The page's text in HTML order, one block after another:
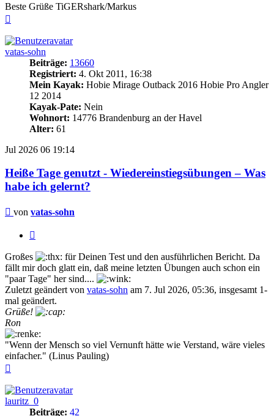
Beste Grüße TiGERshark/Markus
vatas-sohn
Beiträge: 13660
Registriert: 4. Okt 2011, 16:38
Mein Kayak: Hobie Mirage Outback 2016 Hobie Pro Angler
12 2014
Kayak-Pate: Nein
Wohnort: 14776 Brandenburg an der Havel
Alter: 61
Jul 2026 06 19:14
Heiße Tage genutzt - Wiedereinstiegsübungen – Was
habe ich gelernt?
Beitrag
von vatas-sohn
Großes
für Deinen Test und den ausführlichen Bericht. Da
fällt mir doch glatt ein, daß meine letzten Übungen auch schon ein
"paar Tage" her sind....
Zuletzt geändert von vatas-sohn am 7. Jul 2026, 05:36, insgesamt 1-
mal geändert.
Grüße!
Ron
"Wenn der Mensch so viel Vernunft hätte wie Verstand, wäre vieles
einfacher." (Linus Pauling)
lauritz_0
Beiträge: 42